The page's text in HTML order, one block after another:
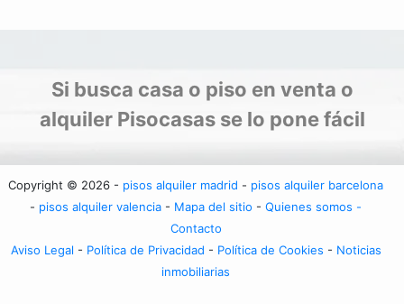
Si busca casa o piso en venta o
alquiler Pisocasas se lo pone fácil
Copyright © 2026 - pisos alquiler madrid - pisos alquiler barcelona
- pisos alquiler valencia - Mapa del sitio -Quienes somos -
Contacto
Aviso Legal - Política de Privacidad - Política de Cookies - Noticias
inmobiliarias